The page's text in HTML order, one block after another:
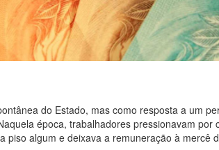
do Estado, mas como resposta a um
época, trabalhadores pressionavam por
algum e deixava a remuneração à mercê